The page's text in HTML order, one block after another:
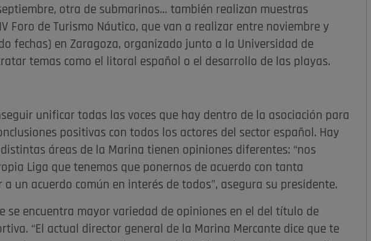
otra de submarinos… también realizan muestras
Foro de Turismo Náutico, que van a realizar entre noviembre y
fechas) en Zaragoza, organizado junto a la Universidad de
temas como el litoral español o el desarrollo de las playas.
unificar todas las voces que hay dentro de la asociación para
positivas con todos los actores del sector español. Hay
áreas de la Marina tienen opiniones diferentes: “nos
Liga que tenemos que ponernos de acuerdo con tanta
un acuerdo común en interés de todos”, asegura su presidente.
se encuentra mayor variedad de opiniones en el del título de
“El actual director general de la Marina Mercante dice que te